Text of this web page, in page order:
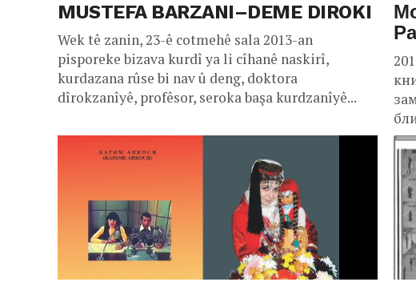
MUSTEFA BARZANI–DEME DIROKI
Wek tê zanin, 23-ê cotmehê sala 2013-an
pisporeke bizava kurdî ya li cîhanê naskirî,
kurdazana rûse bi nav û deng, doktora
dîrokzanîyê, profêsor, seroka başa kurdzanîyê...